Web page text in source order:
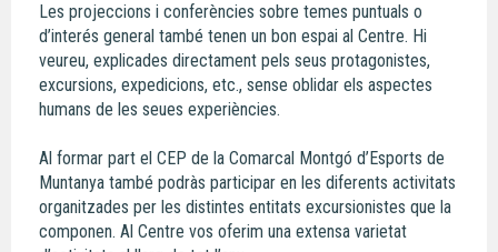
Les projeccions i conferències sobre temes puntuals o
d’interés general també tenen un bon espai al Centre. Hi
veureu, explicades directament pels seus protagonistes,
excursions, expedicions, etc., sense oblidar els aspectes
humans de les seues experiències.
Al formar part el CEP de la Comarcal Montgó d’Esports de
Muntanya també podràs participar en les diferents activitats
organitzades per les distintes entitats excursionistes que la
componen. Al Centre vos oferim una extensa varietat